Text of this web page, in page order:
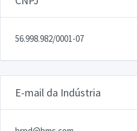
56.998.982/0001-07
E-mail da Indústria